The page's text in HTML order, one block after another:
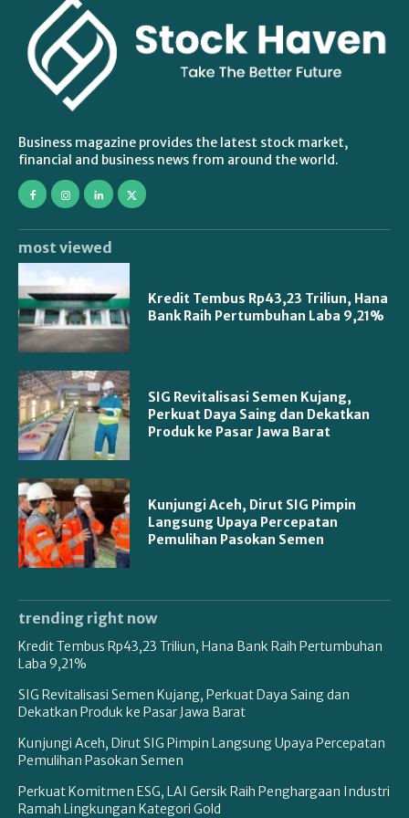
Business magazine provides the latest stock market,
financial and business news from around the world.
most viewed
Kredit Tembus Rp43,23 Triliun, Hana
Bank Raih Pertumbuhan Laba 9,21%
SIG Revitalisasi Semen Kujang,
Perkuat Daya Saing dan Dekatkan
Produk ke Pasar Jawa Barat
Kunjungi Aceh, Dirut SIG Pimpin
Langsung Upaya Percepatan
Pemulihan Pasokan Semen
trending right now
Kredit Tembus Rp43,23 Triliun, Hana Bank Raih Pertumbuhan
Laba 9,21%
SIG Revitalisasi Semen Kujang, Perkuat Daya Saing dan
Dekatkan Produk ke Pasar Jawa Barat
Kunjungi Aceh, Dirut SIG Pimpin Langsung Upaya Percepatan
Pemulihan Pasokan Semen
Perkuat Komitmen ESG, LAI Gersik Raih Penghargaan Industri
Ramah Lingkungan Kategori Gold